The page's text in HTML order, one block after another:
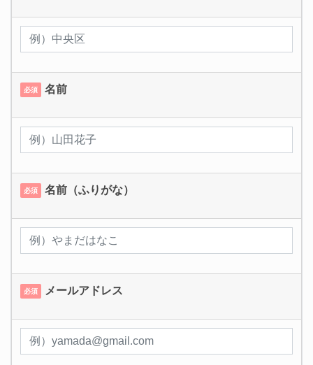
必須 名前
必須 名前（ふりがな）
必須 メールアドレス